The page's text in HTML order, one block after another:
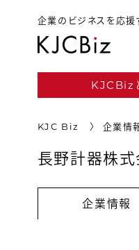
企業のビジネスを応援
KJCBiz
KJC Biz 企業情
長野計器株式
企業情報